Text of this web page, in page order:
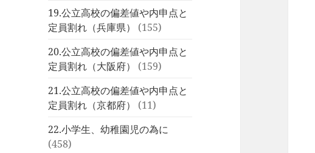
19.公立高校の偏差値や内申点と
定員割れ（兵庫県）
(155)
20.公立高校の偏差値や内申点と
定員割れ（大阪府）
(159)
21.公立高校の偏差値や内申点と
定員割れ（京都府）
(11)
22.小学生、幼稚園児の為に
(458)